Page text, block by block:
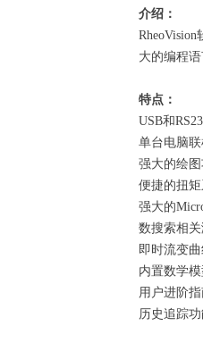
介绍：
大的编程
特点：
USB和
单台电脑
强大的绘
便捷的扭
强大的
数搜索相
即时流变曲
内置数学模
用户进阶
历史追踪